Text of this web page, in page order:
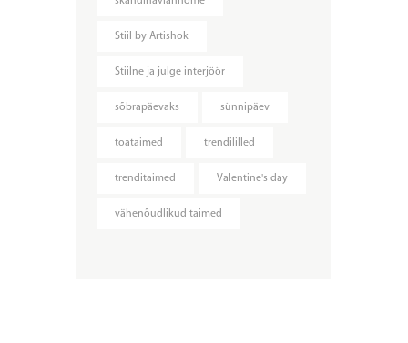
Stiil by Artishok
Stiilne ja julge interjöör
sõbrapäevaks sünnipäev
toataimed trendililled
trenditaimed Valentine's day
vähenõudlikud taimed